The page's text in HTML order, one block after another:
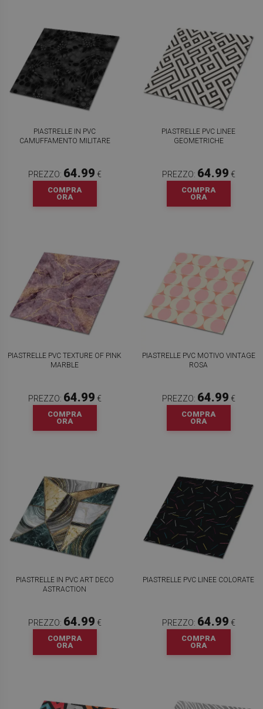
PIASTRELLE IN PVC
CAMUFFAMENTO MILITARE
PREZZO: 64.99 €
COMPRA
ORA
PIASTRELLE PVC LINEE
GEOMETRICHE
PREZZO: 64.99 €
COMPRA
ORA
PIASTRELLE PVC TEXTURE OF PINK
MARBLE
PREZZO: 64.99 €
COMPRA
ORA
PIASTRELLE PVC MOTIVO VINTAGE
ROSA
PREZZO: 64.99 €
COMPRA
ORA
PIASTRELLE IN PVC ART DECO
ASTRACTION
PREZZO: 64.99 €
COMPRA
ORA
PIASTRELLE PVC LINEE COLORATE
PREZZO: 64.99 €
COMPRA
ORA